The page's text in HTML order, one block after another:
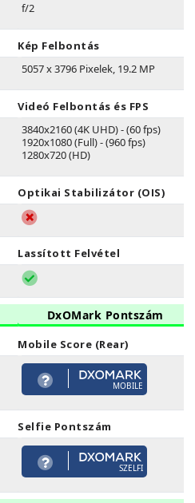
f/2
Kép Felbontás
5057 x 3796 Pixelek, 19.2 MP
Videó Felbontás és FPS
3840x2160 (4K UHD) - (60 fps)
1920x1080 (Full) - (960 fps)
1280x720 (HD)
Optikai Stabilizátor (OIS)
Lassított Felvétel
DxOMark Pontszám
Mobile Score (Rear)
MOBILE
Selfie Pontszám
SZELFI